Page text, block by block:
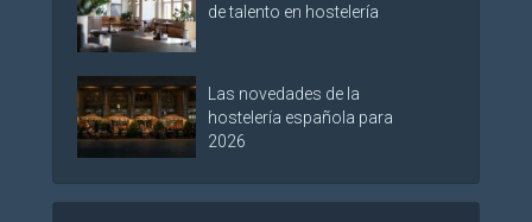
de talento en hostelería
Las novedades de la
hostelería española para
2026